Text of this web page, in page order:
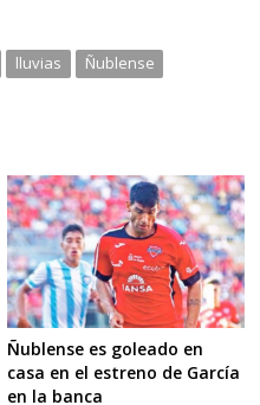
lluvias Ñublense
Ñublense es goleado en
casa en el estreno de García
en la banca